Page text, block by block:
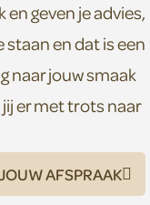
geven je advies,
en dat is een
naar jouw smaak
er met trots naar
AFSPRAAK